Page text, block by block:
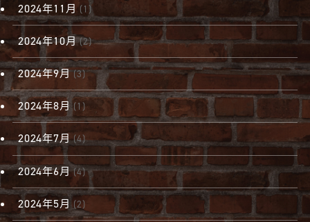
2024年11月(1)
2024年10月(2)
2024年9月(3)
2024年8月 (1)
2024年7月(4)
2024年6月(4)
2024年5月 (2)